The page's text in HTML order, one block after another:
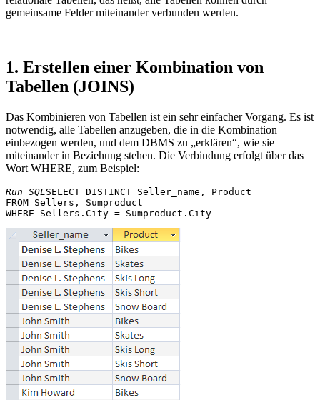
gemeinsame Felder miteinander verbunden werden.
1. Erstellen einer Kombination von
Tabellen (JOINS)
Das Kombinieren von Tabellen ist ein sehr einfacher Vorgang. Es ist
notwendig, alle Tabellen anzugeben, die in die Kombination
einbezogen werden, und dem DBMS zu „erklären“, wie sie
miteinander in Beziehung stehen. Die Verbindung erfolgt über das
Wort WHERE, zum Beispiel:
Run SQL SELECT DISTINCT Seller_name, Product
FROM Sellers, Sumproduct